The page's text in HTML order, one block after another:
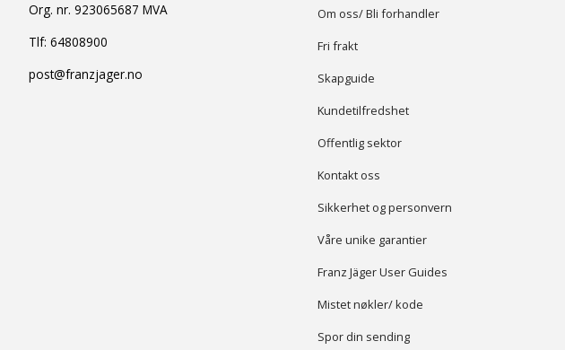
Org. nr. 923065687 MVA
Tlf: 64808900
post@franzjager.no
Om oss/ Bli forhandler
Fri frakt
Skapguide
Kundetilfredshet
Offentlig sektor
Kontakt oss
Sikkerhet og personvern
Våre unike garantier
Franz Jäger User Guides
Mistet nøkler/ kode
Spor din sending